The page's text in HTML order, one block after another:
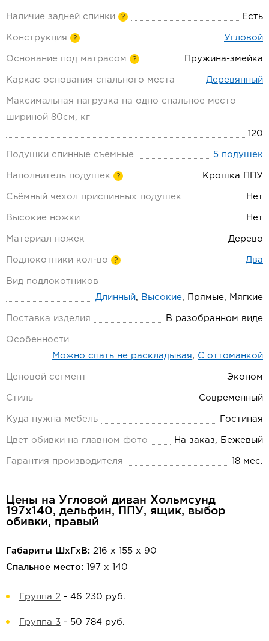
Наличие задней спинки ? Есть
Конструкция ? Угловой
Основание под матрасом ? Пружина-змейка
Каркас основания спального места Деревянный
Максимальная нагрузка на одно спальное место
шириной 80см, кг
120
Подушки спинные съемные 5 подушек
Наполнитель подушек ? Крошка ППУ
Съёмный чехол приспинных подушек Нет
Высокие ножки Нет
Материал ножек Дерево
Подлокотники кол-во ? Два
Вид подлокотников
Длинный, Высокие, Прямые, Мягкие
Поставка изделия В разобранном виде
Особенности
Можно спать не раскладывая, С оттоманкой
Ценовой сегмент Эконом
Стиль Современный
Куда нужна мебель Гостиная
Цвет обивки на главном фото На заказ, Бежевый
Гарантия производителя 18 мес.
Цены на Угловой диван Хольмсунд
197х140, дельфин, ППУ, ящик, выбор
обивки, правый
Габариты ШхГхВ: 216 х 155 х 90
Спальное место: 197 х 140
Группа 2 - 46 230 руб.
Группа 3 - 50 784 руб.